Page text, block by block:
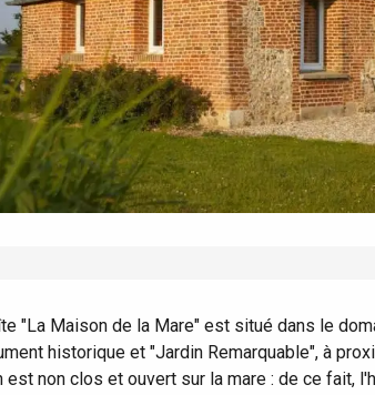
il pleut
les enfants
amis
avec vue
en train
à vélo
"La Maison de la Mare" est situé dans le
historique et "Jardin Remarquable", à
est non clos et ouvert sur la mare : de ce fait,